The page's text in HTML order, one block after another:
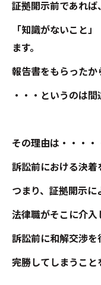
証拠開示前であれば
「知識がないこと
ます。
報告書をもらったか
・・・というのは間
その理由は・・・・
訴訟前における決着
つまり、証拠開示
法律職がそこに介入
訴訟前に和解交渉を
完勝してしまうこと